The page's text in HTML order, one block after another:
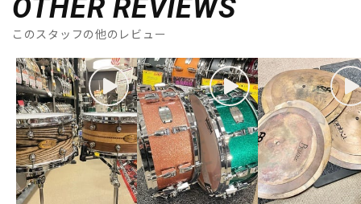
OTHER REVIEWS
このスタッフの他のレビュー